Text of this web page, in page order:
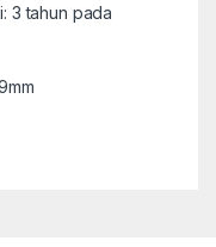
3 tahun pada